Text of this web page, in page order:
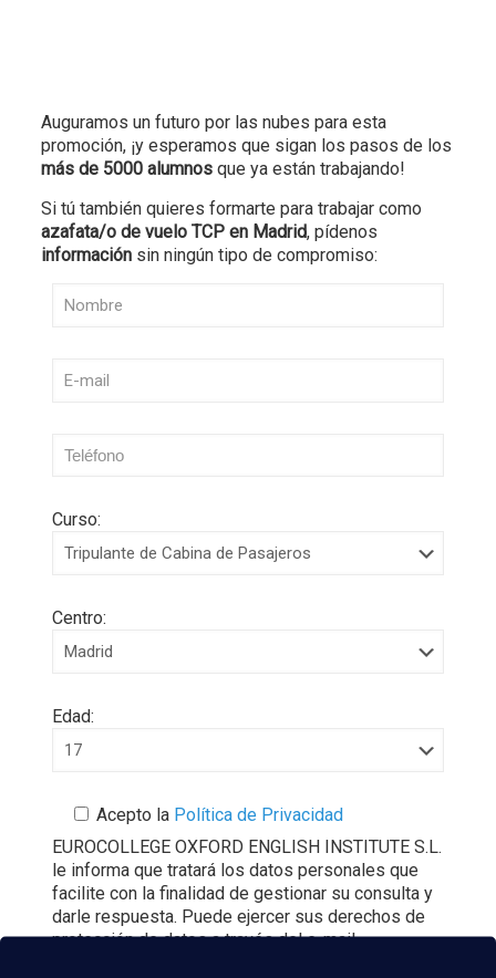
Auguramos un futuro por las nubes para esta
promoción, ¡y esperamos que sigan los pasos de los
más de 5000 alumnosque ya están trabajando!
Si tú también quieres formarte para trabajar como
azafata/o de vuelo TCP en Madrid, pídenos
informaciónsin ningún tipo de compromiso:
Curso:
Centro:
Edad:
Acepto laPolítica de Privacidad
EUROCOLLEGE OXFORD ENGLISH INSTITUTE S.L.
le informa que tratará los datos personales que
facilite con la finalidad de gestionar su consulta y
darle respuesta. Puede ejercer sus derechos de
protección de datos a través del e-mail